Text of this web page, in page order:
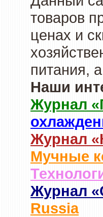
товаров
ценах и
питания,
Наши
Журнал
Журнал
Мучные
Журнал
Russia